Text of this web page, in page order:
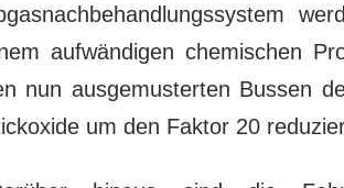
aufwändigen chemischen
nun ausgemusterten Bussen
um den Faktor 20